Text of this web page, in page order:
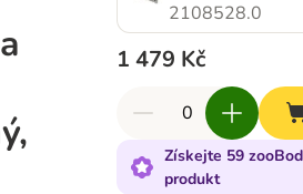
2108528.0
1 479 Kč
Získejte 59
produkt